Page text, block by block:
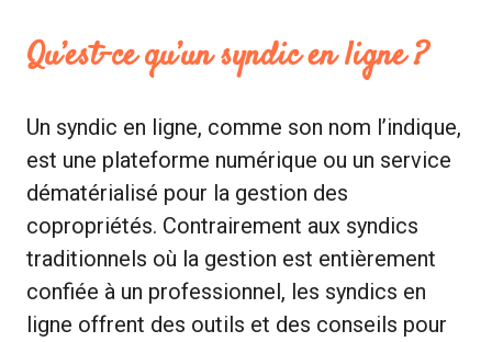
Qu’est-ce qu’un syndic en ligne ?
Un syndic en ligne, comme son nom l’indique,
est une plateforme numérique ou un service
dématérialisé pour la gestion des
copropriétés. Contrairement aux syndics
traditionnels où la gestion est entièrement
confiée à un professionnel, les syndics en
ligne offrent des outils et des conseils pour